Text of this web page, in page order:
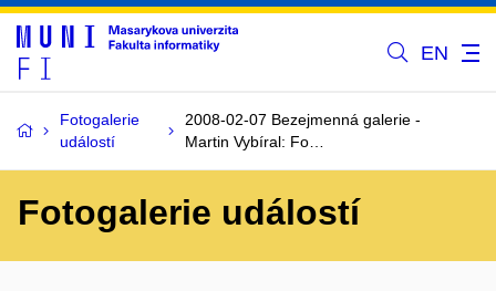
EN
Fotogalerie
událostí
2008-02-07 Bezejmenná galerie -
Martin Vybíral: Fo…
Fotogalerie událostí